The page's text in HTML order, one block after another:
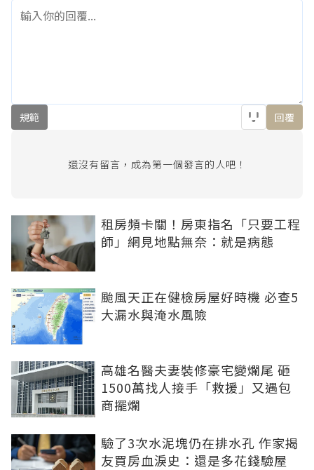
規範 回覆
還沒有留言，成為第一個發言的人吧！
租房頻卡關！房東指名「只要工程
師」網見地點無奈：就是病態
颱風天正在健檢房屋好時機 必查5
大漏水與淹水風險
高雄名醫夫妻裝修豪宅變爛尾 砸
1500萬找人接手「救援」又遇包
商擺爛
驗了3次水泥塊仍在排水孔 作家揭
友買房血淚史：還是多花錢驗屋